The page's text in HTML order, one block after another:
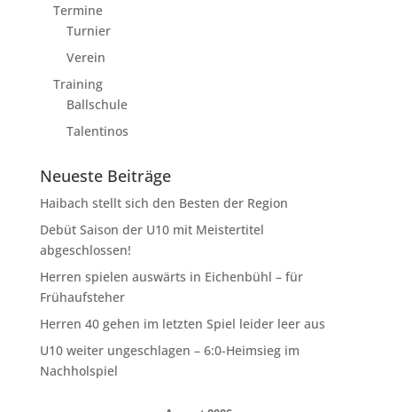
Termine
Turnier
Verein
Training
Ballschule
Talentinos
Neueste Beiträge
Haibach stellt sich den Besten der Region
Debüt Saison der U10 mit Meistertitel
abgeschlossen!
Herren spielen auswärts in Eichenbühl – für
Frühaufsteher
Herren 40 gehen im letzten Spiel leider leer aus
U10 weiter ungeschlagen – 6:0-Heimsieg im
Nachholspiel